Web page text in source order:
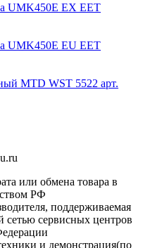
UMK450E EX EET
UMK450E EU EET
MTD WST 5522 арт.
или обмена товара в
РФ
поддерживаемая
сервисных центров
и демонстрация(по